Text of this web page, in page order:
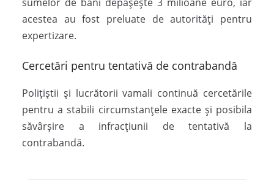
acestea au fost preluate de autorități pentru
expertizare.
Cercetări pentru tentativă de contrabandă
Polițiștii și lucrătorii vamali continuă cercetările
pentru a stabili circumstanțele exacte și posibila
săvârșire a infracțiunii de tentativă la
contrabandă.